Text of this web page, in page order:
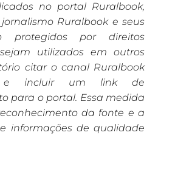
no portal Ruralbook,
Ruralbook e seus
protegidos por direitos
utilizados em outros
citar o canal Ruralbook
e incluir um link de
para o portal. Essa medida
da fonte e a
informações de qualidade